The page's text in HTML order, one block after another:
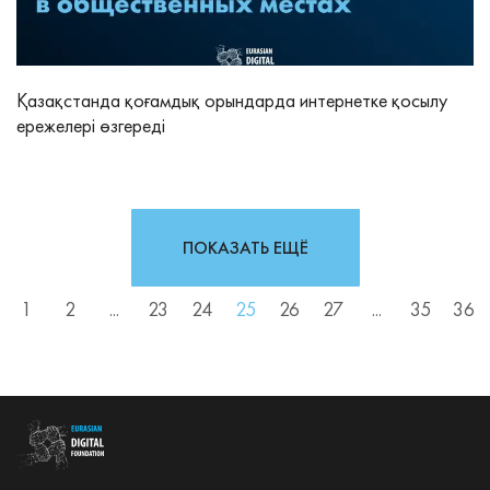
Қазақстанда қоғамдық орындарда интернетке қосылу
ережелері өзгереді
1 2 ... 23 24 25 26 27 ... 35 36
ПОКАЗАТЬ ЕЩЁ